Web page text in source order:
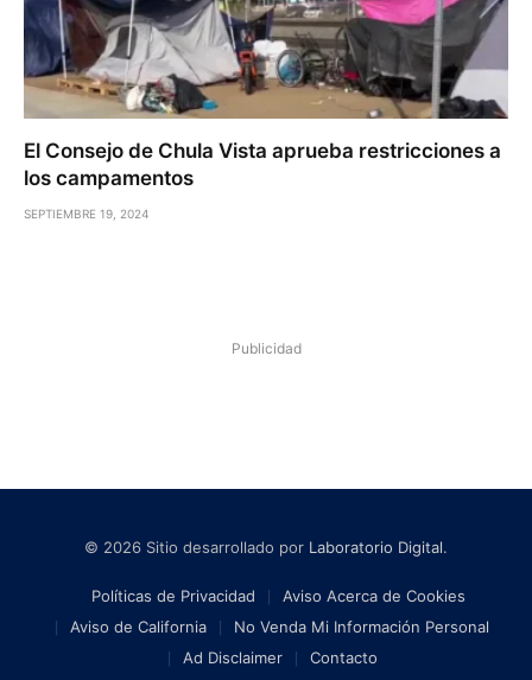
El Consejo de Chula Vista aprueba restricciones a
los campamentos
SEPTIEMBRE 19, 2024
Publicidad
© 2026 Sitio desarrollado por Laboratorio Digital.
Políticas de Privacidad
Aviso Acerca de Cookies
Aviso de California
No Venda Mi Información Personal
Ad Disclaimer
Contacto